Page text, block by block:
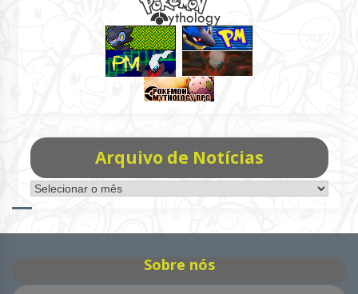
Arquivo de Notícias
Arquivo
de
Sobre nós